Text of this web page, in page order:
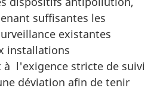
suffisantes les
existantes
installations
à l'exigence stricte de suivi
déviation afin de tenir